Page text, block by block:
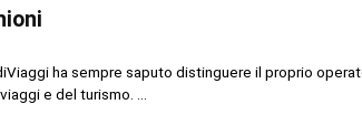
ha sempre saputo distinguere il proprio
e del turismo. ...